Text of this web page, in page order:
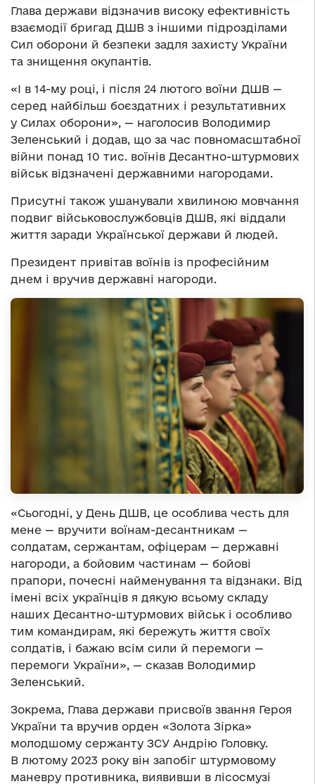
Глава держави відзначив високу ефективність
взаємодії бригад ДШВ з іншими підрозділами
Сил оборони й безпеки задля захисту України
та знищення окупантів.
«І в 14-му році, і після 24 лютого воїни ДШВ —
серед найбільш боєздатних і результативних
у Силах оборони», — наголосив Володимир
Зеленський і додав, що за час повномасштабної
війни понад 10 тис. воїнів Десантно-штурмових
військ відзначені державними нагородами.
Присутні також ушанували хвилиною мовчання
подвиг військовослужбовців ДШВ, які віддали
життя заради Української держави й людей.
Президент привітав воїнів із професійним
днем і вручив державні нагороди.
«Сьогодні, у День ДШВ, це особлива честь для
мене — вручити воїнам-десантникам —
солдатам, сержантам, офіцерам — державні
нагороди, а бойовим частинам — бойові
прапори, почесні найменування та відзнаки. Від
імені всіх українців я дякую всьому складу
наших Десантно-штурмових військ і особливо
тим командирам, які бережуть життя своїх
солдатів, і бажаю всім сили й перемоги —
перемоги України», — сказав Володимир
Зеленський.
Зокрема, Глава держави присвоїв звання Героя
України та вручив орден «Золота Зірка»
молодшому сержанту ЗСУ Андрію Головку.
В лютому 2023 року він запобіг штурмовому
маневру противника, виявивши в лісосмузі